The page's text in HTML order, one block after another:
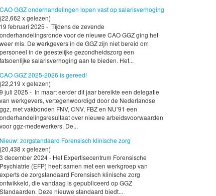
CAO GGZ onderhandelingen lopen vast op salarisverhoging
(22,662 x gelezen)
19 februari 2025 - Tijdens de zevende
onderhandelingsronde voor de nieuwe CAO GGZ ging het
weer mis. De werkgevers in de GGZ zijn niet bereid om
personeel in de geestelijke gezondheidszorg een
fatsoenlijke salarisverhoging aan te bieden. Het...
CAO GGZ 2025-2026 is gereed!
(22,219 x gelezen)
9 juli 2025 - In maart eerder dit jaar bereikte een delegatie
van werkgevers, vertegenwoordigd door de Nederlandse
ggz, met vakbonden FNV, CNV, FBZ en NU’91 een
onderhandelingsresultaat over nieuwe arbeidsvoorwaarden
voor ggz-medewerkers. De...
Nieuw: zorgstandaard Forensisch klinische zorg
(20,438 x gelezen)
3 december 2024 - Het Expertisecentrum Forensische
Psychiatrie (EFP) heeft samen met een werkgroep van
experts de zorgstandaard Forensisch klinische zorg
ontwikkeld, die vandaag is gepubliceerd op GGZ
Standaarden. Deze nieuwe standaard biedt...